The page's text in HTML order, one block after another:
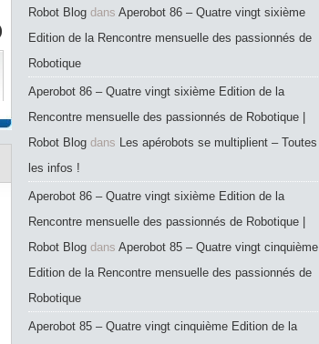
Robot Blog dans Aperobot 86 – Quatre vingt sixième
Edition de la Rencontre mensuelle des passionnés de
Robotique
Aperobot 86 – Quatre vingt sixième Edition de la
Rencontre mensuelle des passionnés de Robotique |
Robot Blog dans Les apérobots se multiplient – Toutes
les infos !
Aperobot 86 – Quatre vingt sixième Edition de la
Rencontre mensuelle des passionnés de Robotique |
Robot Blog dans Aperobot 85 – Quatre vingt cinquième
Edition de la Rencontre mensuelle des passionnés de
Robotique
Aperobot 85 – Quatre vingt cinquième Edition de la